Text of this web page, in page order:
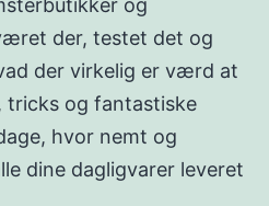
og
der, testet det og
der virkelig er værd at
tricks og fantastiske
hvor nemt og
dine dagligvarer leveret